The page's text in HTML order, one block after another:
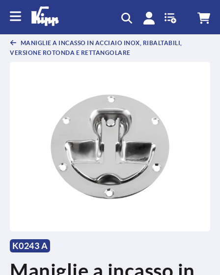
MANIGLIE A INCASSO IN ACCIAIO INOX, RIBALTABILI,
VERSIONE ROTONDA E RETTANGOLARE
K0243 A